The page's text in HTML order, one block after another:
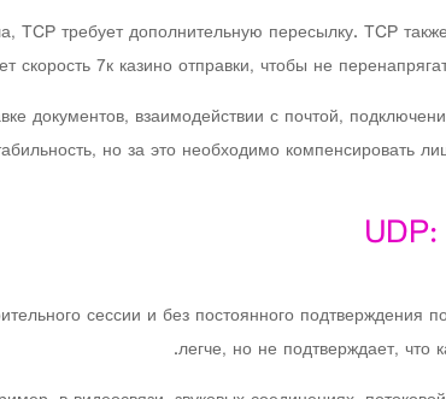
требует дополнительную пересылку. TCP
скорость 7к казино отправки, чтобы не
документов, взаимодействии с почтой,
но за это необходимо компенсировать
сессии и без постоянного подтверждения
легче, но не подтверждает, что